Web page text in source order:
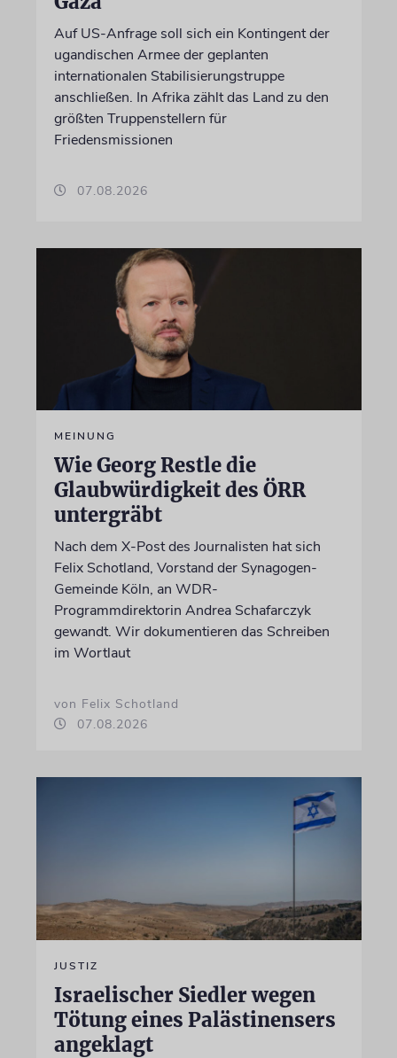
Auf US-Anfrage soll sich ein Kontingent der
ugandischen Armee der geplanten
internationalen Stabilisierungstruppe
anschließen. In Afrika zählt das Land zu den
größten Truppenstellern für
Friedensmissionen
07.08.2026
MEINUNG
Wie Georg Restle die
Glaubwürdigkeit des ÖRR
untergräbt
Nach dem X-Post des Journalisten hat sich
Felix Schotland, Vorstand der Synagogen-
Gemeinde Köln, an WDR-
Programmdirektorin Andrea Schafarczyk
gewandt. Wir dokumentieren das Schreiben
im Wortlaut
von Felix Schotland
07.08.2026
JUSTIZ
Israelischer Siedler wegen
Tötung eines Palästinensers
angeklagt